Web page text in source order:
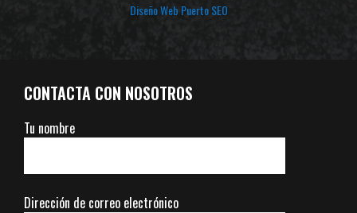
Diseño Web Puerto SEO
CONTACTA CON NOSOTROS
Tu nombre
Dirección de correo electrónico